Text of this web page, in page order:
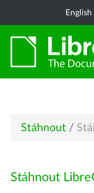
English
Stáhnout /
Stáhnout